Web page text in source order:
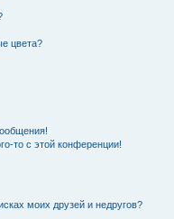
цвета?
то с этой конференции!
моих друзей и недругов?